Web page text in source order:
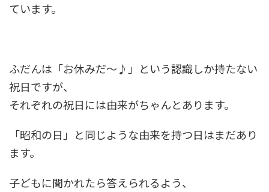
ています。
ふだんは「お休みだ～♪」という認識しか持たない
祝日ですが、
それぞれの祝日には由来がちゃんとあります。
「昭和の日」と同じような由来を持つ日はまだあり
ます。
子どもに聞かれたら答えられるよう、